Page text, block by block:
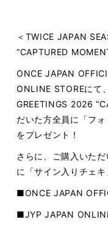
＜TWICE JAPAN
“CAPTURED
ONCE JAPAN
ONLINE STOREにて
GREETINGS 2026
だいた方全員に「フ
をプレゼント！
さらに、ご購入いた
に「サイン入りチェキ
■ONCE JAPAN
■JYP JAPAN